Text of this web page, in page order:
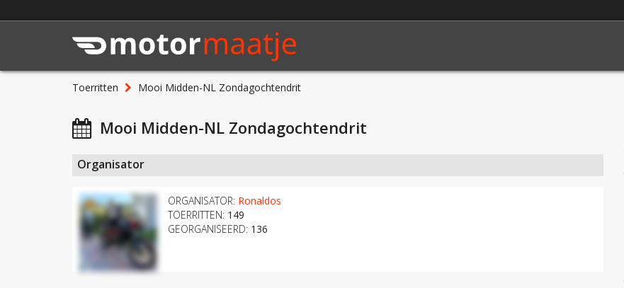
Toerritten Mooi Midden-NL Zondagochtendrit
Mooi Midden-NL Zondagochtendrit
Organisator
ORGANISATOR: Ronaldos
TOERRITTEN: 149
GEORGANISEERD: 136